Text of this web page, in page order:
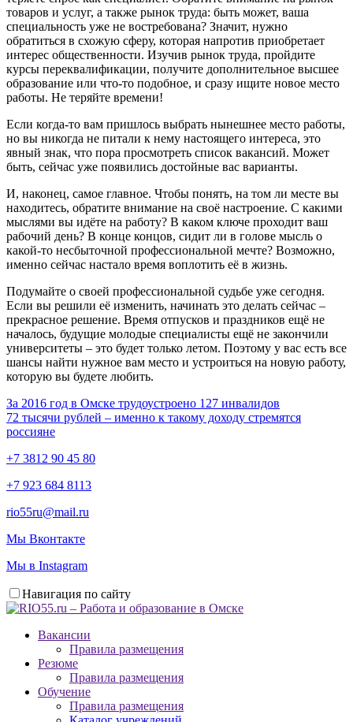
товаров и услуг, а также рынок труда: быть может, ваша
специальность уже не востребована? Значит, нужно
обратиться в схожую сферу, которая напротив приобретает
интерес общественности. Изучив рынок труда, пройдите
курсы переквалификации, получите дополнительное высшее
образование или что-то подобное, и сразу ищите новое место
работы. Не теряйте времени!
Если когда-то вам пришлось выбрать нынешнее место работы,
но вы никогда не питали к нему настоящего интереса, это
явный знак, что пора просмотреть список вакансий. Может
быть, сейчас уже появились достойные вас варианты.
И, наконец, самое главное. Чтобы понять, на том ли месте вы
находитесь, обратите внимание на своё настроение. С какими
мыслями вы идёте на работу? В каком ключе проходит ваш
рабочий день? В конце концов, сидит ли в голове мысль о
какой-то несбыточной профессиональной мечте? Возможно,
именно сейчас настало время воплотить её в жизнь.
Подумайте о своей профессиональной судьбе уже сегодня.
Если вы решили её изменить, начинать это делать сейчас –
прекрасное решение. Время отпусков и праздников ещё не
началось, будущие молодые специалисты ещё не закончили
университеты – это будет только летом. Поэтому у вас есть все
шансы найти нужное вам место и устроиться на новую работу,
которую вы будете любить.
За 2016 год в Омске трудоустроено 127 инвалидов
72 тысячи рублей – именно к такому доходу стремятся
россияне
+7 3812 90 45 80
+7 923 684 8113
rio55ru@mail.ru
Мы Вконтакте
Мы в Instagram
Навигация по сайту
Вакансии
Правила размещения
Резюме
Правила размещения
Обучение
Правила размещения